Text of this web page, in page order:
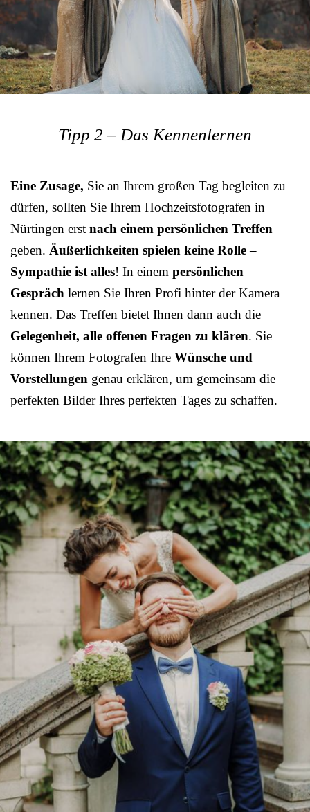
Tipp 2 – Das Kennenlernen
Eine Zusage, Sie an Ihrem großen Tag begleiten zu
dürfen, sollten Sie Ihrem Hochzeitsfotografen in
Nürtingen erst nach einem persönlichen Treffen
geben. Äußerlichkeiten spielen keine Rolle –
Sympathie ist alles! In einem persönlichen
Gespräch lernen Sie Ihren Profi hinter der Kamera
kennen. Das Treffen bietet Ihnen dann auch die
Gelegenheit, alle offenen Fragen zu klären. Sie
können Ihrem Fotografen Ihre Wünsche und
Vorstellungen genau erklären, um gemeinsam die
perfekten Bilder Ihres perfekten Tages zu schaffen.